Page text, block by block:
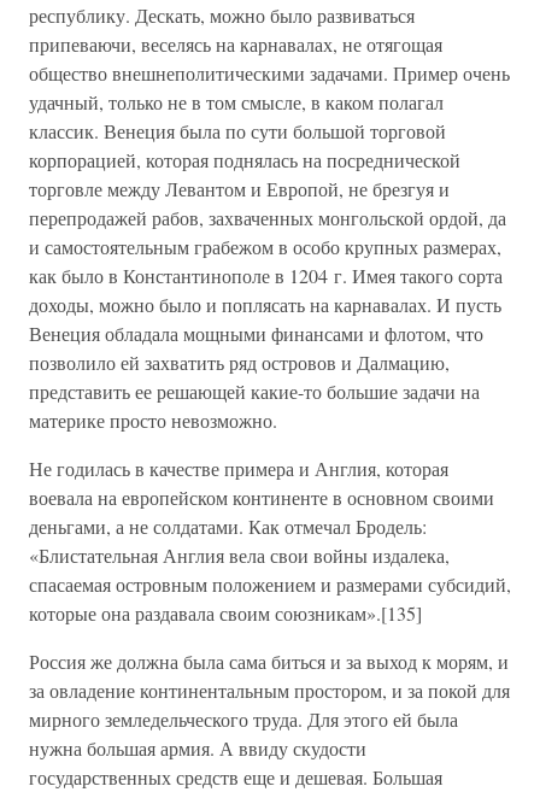
республику. Дескать, можно было развиваться
припеваючи, веселясь на карнавалах, не отягощая
общество внешнеполитическими задачами. Пример очень
удачный, только не в том смысле, в каком полагал
классик. Венеция была по сути большой торговой
корпорацией, которая поднялась на посреднической
торговле между Левантом и Европой, не брезгуя и
перепродажей рабов, захваченных монгольской ордой, да
и самостоятельным грабежом в особо крупных размерах,
как было в Константинополе в 1204 г. Имея такого сорта
доходы, можно было и поплясать на карнавалах. И пусть
Венеция обладала мощными финансами и флотом, что
позволило ей захватить ряд островов и Далмацию,
представить ее решающей какие-то большие задачи на
материке просто невозможно.
Не годилась в качестве примера и Англия, которая
воевала на европейском континенте в основном своими
деньгами, а не солдатами. Как отмечал Бродель:
«Блистательная Англия вела свои войны издалека,
спасаемая островным положением и размерами субсидий,
которые она раздавала своим союзникам».[135]
Россия же должна была сама биться и за выход к морям, и
за овладение континентальным простором, и за покой для
мирного земледельческого труда. Для этого ей была
нужна большая армия. А ввиду скудости
государственных средств еще и дешевая. Большая